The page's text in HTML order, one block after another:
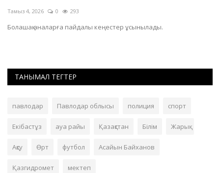
Тамыз 4, 2026 0 293
Болашақ аналарға пайдалы кеңестер ұсынылады.
ТАНЫМАЛ ТЕГТЕР
павлодар Павлодар облысы полиция спорт
Екібастұз ауа райы Қазақстан Білім Жарық
Ақсу Өрт футбол Асайын Байханов
Қазгидромет мектеп